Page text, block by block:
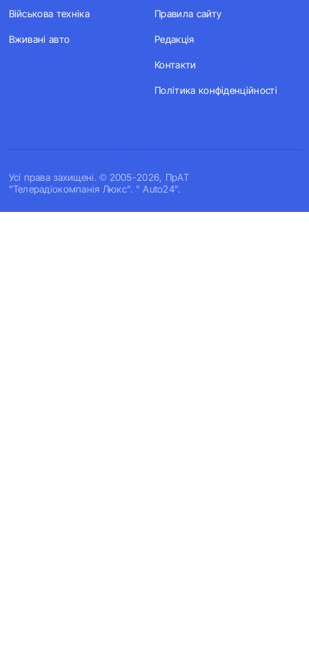
Усi права захищенi. © 2005-2026, ПрАТ
"Телерадіокомпанія Люкс". " Auto24".
Військова техніка
Вживані авто
Правила сайту
Редакція
Контакти
Політика конфіденційності